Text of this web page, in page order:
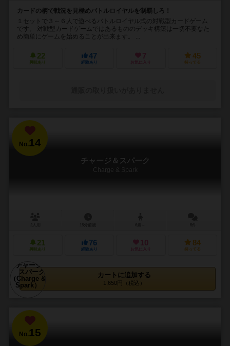
カードの柄で戦況を見極めバトルロイヤルを制覇しろ！
１セットで３～６人で遊べるバトルロイヤル式の対戦型カードゲーム
です。 対戦型カードゲームではあるもののデッキ構築は一切不要なた
め簡単にゲームを始めることが出来ます。 ...
22
興味あり
47
経験あり
7
お気に入り
45
持ってる
No.14
チャージ＆スパーク
Charge & Spark
21
興味あり
76
経験あり
10
お気に入り
84
持ってる
カートに追加する
1,650円（税込）
No.15